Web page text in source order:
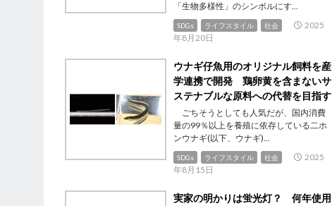
「生物多様性」のシンボルにす...
SDGs ライフスタイル 社会
2025
年8月20日
ウナギ仔魚用のオリジナル飼料を産
学連携で開発 鶏卵黄を含まないサ
ステナブルな原料への代替を目指す
ごちそうとしても人気だが、国内消費
量の99％以上を養殖に依存している二ホ
ンウナギ(以下、ウナギ)...
SDGs ライフスタイル 社会
2025
年8月15日
実家の明かりは蛍光灯？ 何年使用